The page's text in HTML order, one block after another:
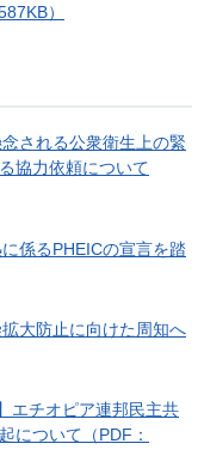
）
される公衆衛生上の緊
協力依頼について
係るPHEICの宣言を踏
大防止に向けた周知へ
エチオピア連邦民主共
について（PDF：